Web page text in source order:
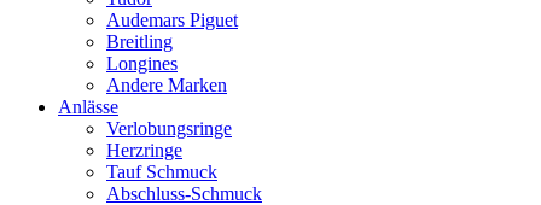
Audemars Piguet
Breitling
Longines
Andere Marken
Anlässe
Verlobungsringe
Herzringe
Tauf Schmuck
Abschluss-Schmuck